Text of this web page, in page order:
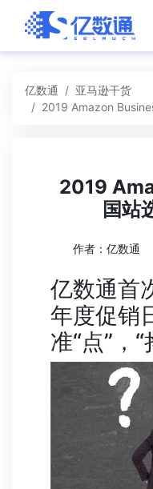
亿数通
亚马逊干货
2019 Amazon
2019
国站
作者：亿数通
亿数通首
年度促销
准“点”，“